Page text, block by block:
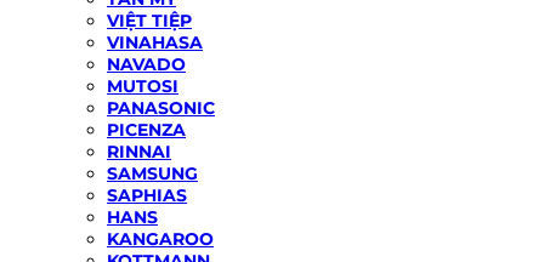
VIỆT TIỆP
VINAHASA
NAVADO
MUTOSI
PANASONIC
PICENZA
RINNAI
SAMSUNG
SAPHIAS
HANS
KANGAROO